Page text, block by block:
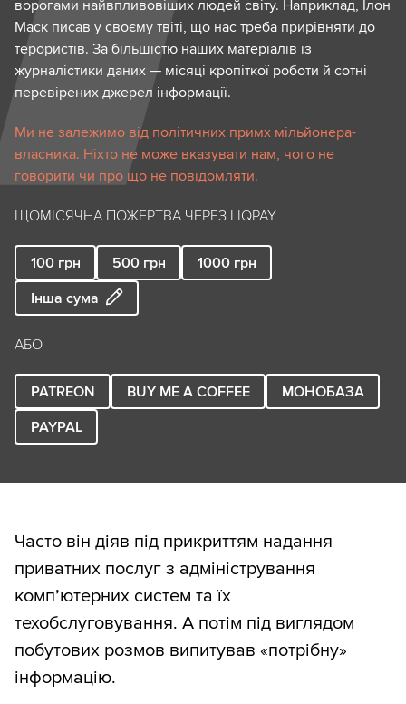
ворогами найвпливовіших людей світу. Наприклад, Ілон
Маск писав у своєму твіті, що нас треба прирівняти до
терористів. За більшістю наших матеріалів із
журналістики даних — місяці кропіткої роботи й сотні
перевірених джерел інформації.
Ми не залежимо від політичних примх мільйонера-
власника. Ніхто не може вказувати нам, чого не
говорити чи про що не повідомляти.
ЩОМІСЯЧНА ПОЖЕРТВА ЧЕРЕЗ LIQPAY
100 грн 500 грн 1000 грн
Інша сума
АБО
PATREON BUY ME A COFFEE
МОНОБАЗА
PAYPAL
Часто він діяв під прикриттям надання
приватних послуг з адміністрування
комп’ютерних систем та їх
техобслуговування. А потім під виглядом
побутових розмов випитував «потрібну»
інформацію.